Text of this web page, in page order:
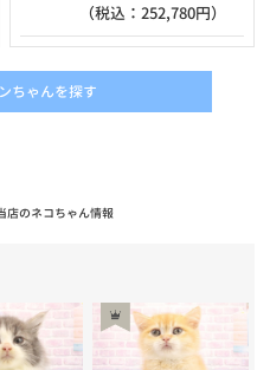
（税込：252,780円）
ちゃんを探す
店のネコちゃん情報